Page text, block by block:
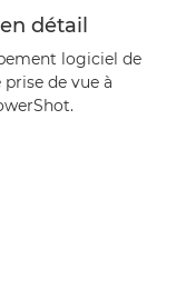
détail
logiciel de
de vue à